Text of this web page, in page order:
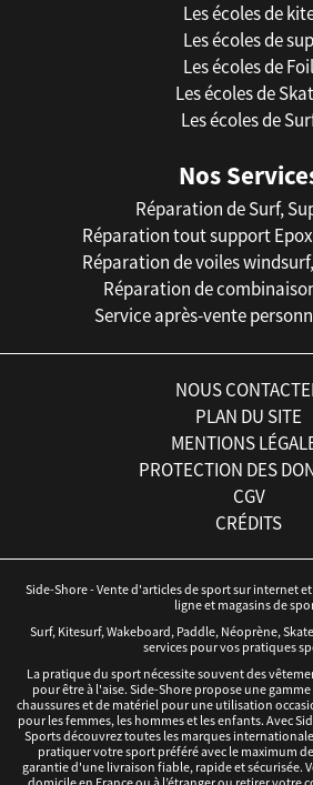
Les écoles de
Les écoles de sup
Les écoles de Foil
Les écoles de
Les écoles de
Nos
Réparation de Surf,
Réparation tout support
Réparation de voiles
Réparation de
Service après-vente
NOUS
PLAN DU SITE
MENTIONS
PROTECTION DES
CGV
CRÉDITS
Side-Shore - Vente d'articles de sport sur internet
ligne et magasins de
Surf, Kitesurf, Wakeboard, Paddle, Néoprène,
services pour vos pratiques
La pratique du sport nécessite souvent des
pour être à l'aise. Side-Shore propose une
chaussures et de matériel pour une utilisation
pour les femmes, les hommes et les enfants. Avec
Sports découvrez toutes les marques
pratiquer votre sport préféré avec le maximum
garantie d'une livraison fiable, rapide et sécurisée.